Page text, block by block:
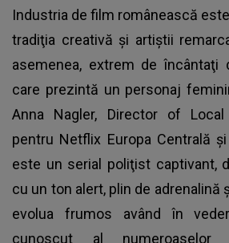
Industria de film românească
tradiţia creativă şi artiştii
asemenea, extrem de încântaţi
care prezintă un personaj
Anna Nagler, Director of Local
pentru Netflix Europa Centrală
este un serial poliţist captivant,
cu un ton alert, plin de adrenalină
evolua frumos având în
cunoscut al numeroaselor